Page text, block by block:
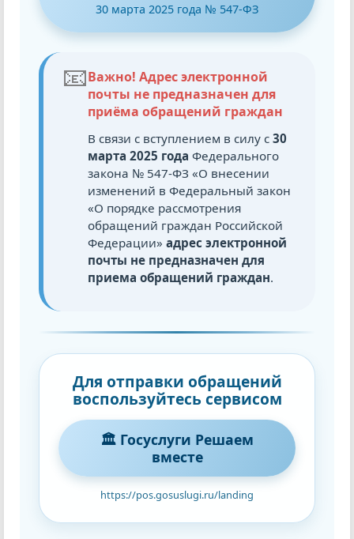
30 марта 2025 года № 547-ФЗ
📧Важно! Адрес электронной
почты не предназначен для
приёма обращений граждан
В связи с вступлением в силу с 30
марта 2025 года Федерального
закона № 547-ФЗ «О внесении
изменений в Федеральный закон
«О порядке рассмотрения
обращений граждан Российской
Федерации» адрес электронной
почты не предназначен для
приема обращений граждан.
Для отправки обращений
воспользуйтесь сервисом
🏛️ Госуслуги Решаем
вместе
https://pos.gosuslugi.ru/landing